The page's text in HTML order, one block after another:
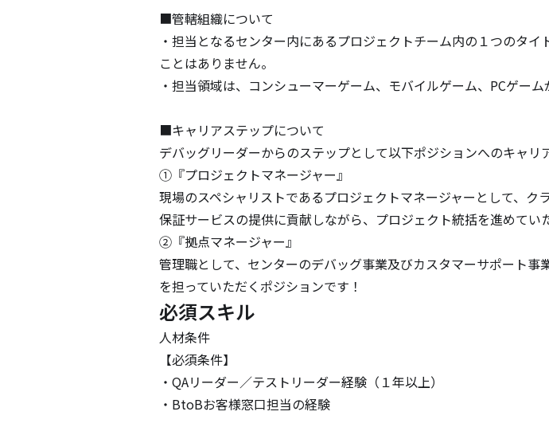
■管轄組織について
・担当となるセンター内にあるプロジェクトチーム内の１つのタ
ことはありません。
・担当領域は、コンシューマーゲーム、モバイルゲーム、PCゲーム
■キャリアステップについて
デバッグリーダーからのステップとして以下ポジションへのキャリ
①『プロジェクトマネージャー』
現場のスペシャリストであるプロジェクトマネージャーとして、
保証サービスの提供に貢献しながら、プロジェクト統括を進めてい
②『拠点マネージャー』
管理職として、センターのデバッグ事業及びカスタマーサポート
を担っていただくポジションです！
必須スキル
人材条件
【必須条件】
・QAリーダー／テストリーダー経験（１年以上）
・BtoBお客様窓口担当の経験